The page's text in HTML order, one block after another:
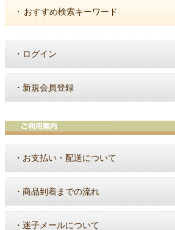
・ おすすめ検索キーワード
・ ログイン
・ 新規会員登録
・ お支払い・配送について
・ 商品到着までの流れ
・ 迷子メールについて